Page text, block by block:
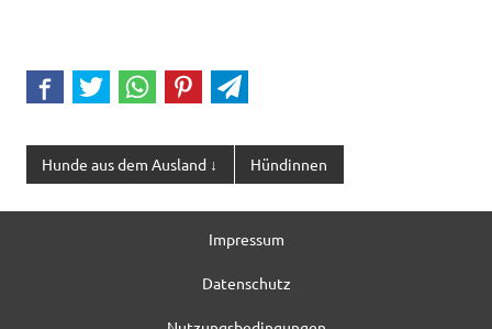
Hunde aus dem Ausland ↓ Hündinnen
Impressum
Datenschutz